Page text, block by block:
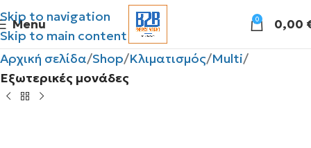
Skip to navigation
Skip to main content
Menu 0 0,00
Αρχική σελίδα Shop Κλιματισμός Multi
Εξωτερικές μονάδες